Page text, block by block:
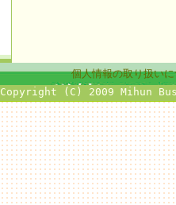
個人情報の取り扱い
Copyright (C) 2009 Mihun